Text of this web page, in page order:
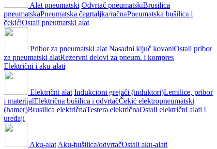
Alat pneumatski Odvrtač pneumatskiBrusilica
pneumatskaPneumatska čegrtaljka/račnaPneumatska bušilica i
čekićiOstali pneumatski alat
Pribor za pneumatski alat Nasadni ključ kovaniOstali pribor
za pneumatski alatRezervni delovi za pneum. i kompres
Električni i aku-alati
Električni alat Indukcioni grejači (induktori)Lemilice, pribor
i materijalElektrična bušilica i odvrtačČekić elektropneumatski
(hamer)Brusilica električnaTestera električnaOstali električni alati i
uređaji
Aku-alat Aku-bušilica/odvrtačOstali aku-alati